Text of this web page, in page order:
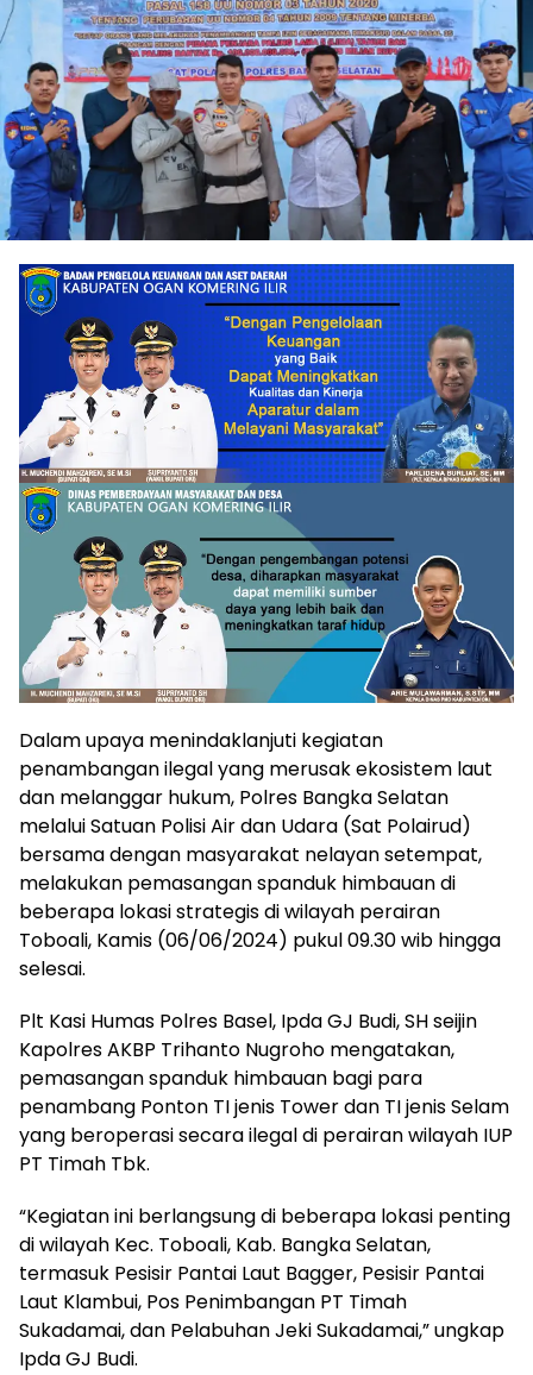
Dalam upaya menindaklanjuti kegiatan
penambangan ilegal yang merusak ekosistem laut
dan melanggar hukum, Polres Bangka Selatan
melalui Satuan Polisi Air dan Udara (Sat Polairud)
bersama dengan masyarakat nelayan setempat,
melakukan pemasangan spanduk himbauan di
beberapa lokasi strategis di wilayah perairan
Toboali, Kamis (06/06/2024) pukul 09.30 wib hingga
selesai.
Plt Kasi Humas Polres Basel, Ipda GJ Budi, SH seijin
Kapolres AKBP Trihanto Nugroho mengatakan,
pemasangan spanduk himbauan bagi para
penambang Ponton TI jenis Tower dan TI jenis Selam
yang beroperasi secara ilegal di perairan wilayah IUP
PT Timah Tbk.
“Kegiatan ini berlangsung di beberapa lokasi penting
di wilayah Kec. Toboali, Kab. Bangka Selatan,
termasuk Pesisir Pantai Laut Bagger, Pesisir Pantai
Laut Klambui, Pos Penimbangan PT Timah
Sukadamai, dan Pelabuhan Jeki Sukadamai,” ungkap
Ipda GJ Budi.